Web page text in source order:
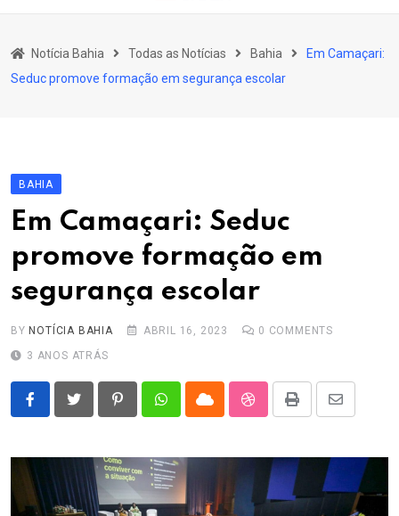
Educação
Esporte
Outros Assuntos
Notícia Bahia Todas as Notícias Bahia
Em Camaçari:
Seduc promove formação em segurança escolar
BAHIA
Em Camaçari: Seduc
promove formação em
segurança escolar
BY NOTÍCIA BAHIA ABRIL 16, 2023 0 COMMENTS
3 ANOS ATRÁS
PinterestWhatsappCloud StumbleUpon
Print
Share
Email